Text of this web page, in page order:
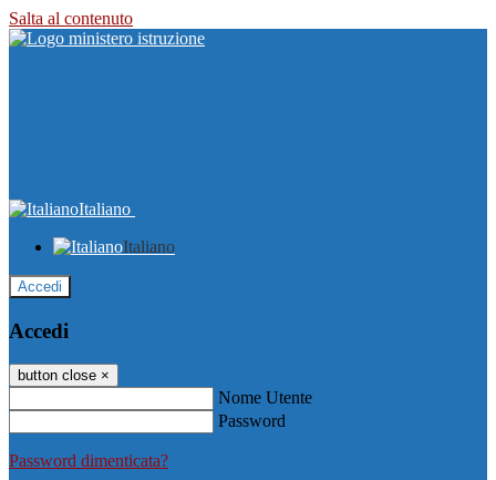
Salta al contenuto
Italiano
Italiano
Accedi
Accedi
button close ×
Nome Utente
Password
Password dimenticata?